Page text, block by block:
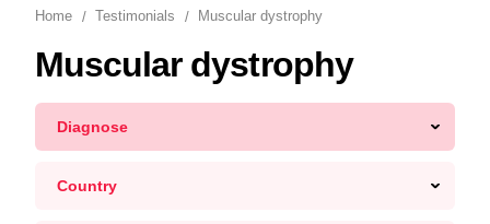
Home Testimonials Muscular dystrophy
Muscular dystrophy
Diagnose
Country